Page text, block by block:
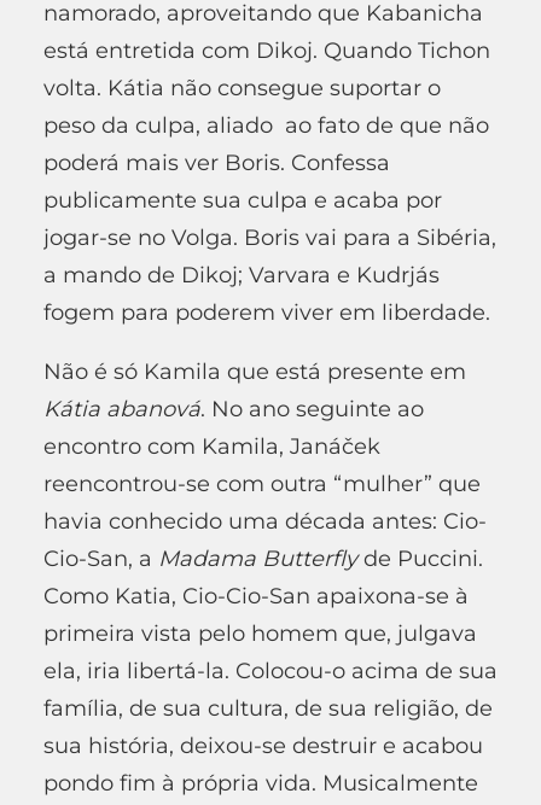
namorado, aproveitando que Kabanicha
está entretida com Dikoj. Quando Tichon
volta. Kátia não consegue suportar o
peso da culpa, aliado ao fato de que não
poderá mais ver Boris. Confessa
publicamente sua culpa e acaba por
jogar-se no Volga. Boris vai para a Sibéria,
a mando de Dikoj; Varvara e Kudrjás
fogem para poderem viver em liberdade.
Não é só Kamila que está presente em
Kátia abanová. No ano seguinte ao
encontro com Kamila, Janáček
reencontrou-se com outra “mulher” que
havia conhecido uma década antes: Cio-
Cio-San, a Madama Butterflyde Puccini.
Como Katia, Cio-Cio-San apaixona-se à
primeira vista pelo homem que, julgava
ela, iria libertá-la. Colocou-o acima de sua
família, de sua cultura, de sua religião, de
sua história, deixou-se destruir e acabou
pondo fim à própria vida. Musicalmente